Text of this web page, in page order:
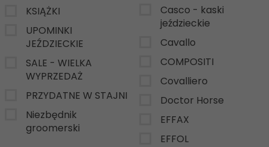
KSIĄŻKI
UPOMINKI
JEŹDZIECKIE
SALE - WIELKA
WYPRZEDAŻ
PRZYDATNE W STAJNI
Niezbędnik
groomerski
Casco - kaski
jeździeckie
Cavallo
COMPOSITI
Covalliero
Doctor Horse
EFFAX
EFFOL